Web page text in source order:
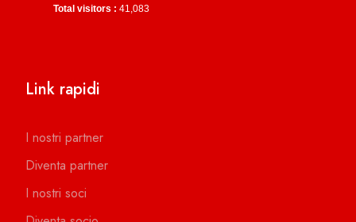
Total visitors : 41,083
Link rapidi
I nostri partner
Diventa partner
I nostri soci